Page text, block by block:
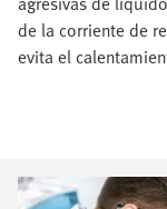
de la corriente de
evita el